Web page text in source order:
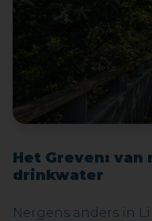
Het Greven:
drinkwater
Nergens anders in